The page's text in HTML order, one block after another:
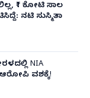
₹1 ಕೋಟಿ ಸಾಲ
ನಟಿ ಸುಸ್ಮಿತಾ
NIA
ವಶಕ್ಕೆ!